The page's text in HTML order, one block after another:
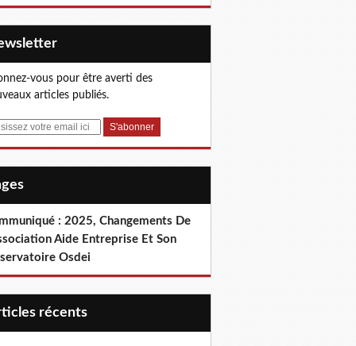
vous pour être averti des
articles publiés.
: 2025, Changements De
Aide Entreprise Et Son
Osdei
récents